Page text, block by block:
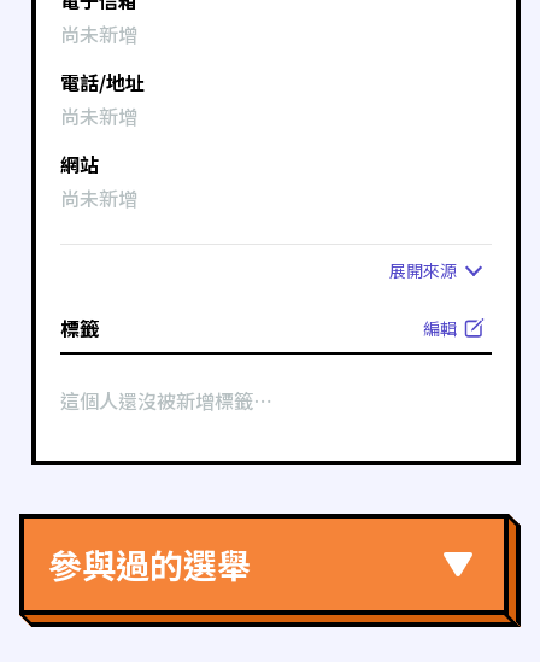
尚未新增
電話/地址
尚未新增
網站
尚未新增
展開來源
標籤 編輯
這個人還沒被新增標籤⋯
參與過的選舉